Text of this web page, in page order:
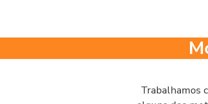
Trabalhamos